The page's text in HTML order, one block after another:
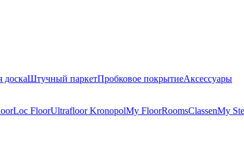
доскаШтучный паркетПробковое покрытиеАксессуары
Loc FloorUltrafloorKronopolMy FloorRoomsClassenMy